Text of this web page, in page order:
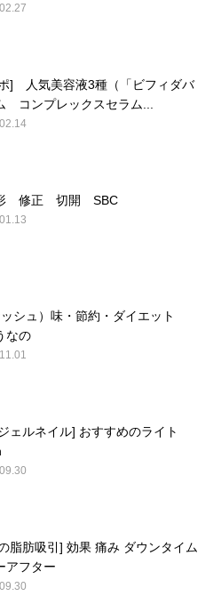
] 人気美容液3種（「ビフィダバ
コンプレックスセラム...
修正 切開 SBC
シュ）味・節約・ダイエット
なの
ェルネイル] おすすめのライト
脂肪吸引] 効果 痛み ダウンタイム
アフター